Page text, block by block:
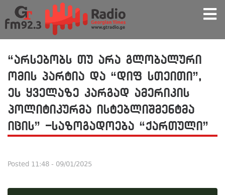
“არსებობს თუ არა გლობალური
ომის პარტია და “დიფ სთეითი”,
ეს ყველაზე კარგად ამერიკის
პოლიტიკურმა ისტებლიშმენტმა
იცის” -საზოგადოება “ქართული”
Posted 11:48 - 09/01/2025